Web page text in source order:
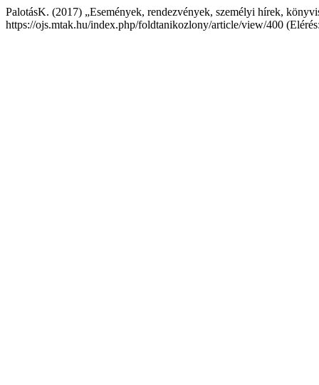
PalotásK. (2017) „Események, rendezvények, személyi hírek,
https://ojs.mtak.hu/index.php/foldtanikozlony/article/view/400